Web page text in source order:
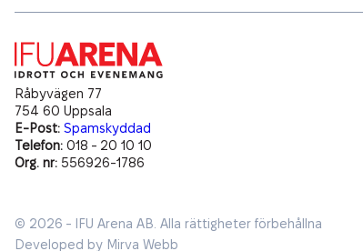
Råbyvägen 77
754 60 Uppsala
E-Post:Spamskyddad
Telefon:018 - 20 10 10
Org. nr: 556926-1786
© 2026 - IFU Arena AB. Alla rättigheter förbehållna
Developed by Mirva Webb